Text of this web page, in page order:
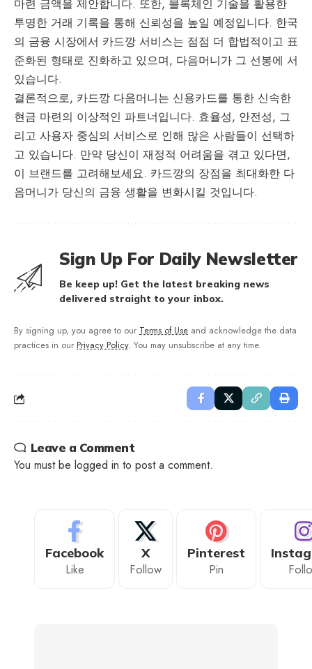
마련 금액을 제안합니다. 또한, 블록체인 기술을 활용한
투명한 거래 기록을 통해 신뢰성을 높일 예정입니다. 한국
의 금융 시장에서 카드깡 서비스는 점점 더 합법적이고 표
준화된 형태로 진화하고 있으며, 다음머니가 그 선봉에 서
있습니다.
결론적으로, 카드깡 다음머니는 신용카드를 통한 신속한
현금 마련의 이상적인 파트너입니다. 효율성, 안전성, 그
리고 사용자 중심의 서비스로 인해 많은 사람들이 선택하
고 있습니다. 만약 당신이 재정적 어려움을 겪고 있다면,
이 브랜드를 고려해보세요. 카드깡의 장점을 최대화한 다
음머니가 당신의 금융 생활을 변화시킬 것입니다.
Sign Up For Daily Newsletter
Be keep up! Get the latest breaking news
delivered straight to your inbox.
By signing up, you agree to our Terms of Use and acknowledge the data
practices in our Privacy Policy. You may unsubscribe at any time.
Leave a Comment
You must be logged in to post a comment.
Facebook
Like
X
Follow
Pinterest
Pin